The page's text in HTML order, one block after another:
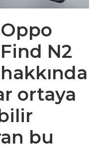
Oppo
Find N2
hakkında
ortaya
bu